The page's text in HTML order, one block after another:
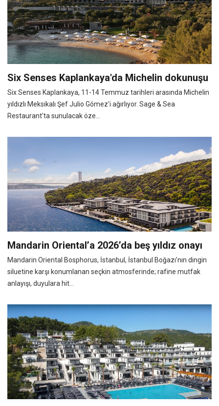
Six Senses Kaplankaya'da Michelin dokunuşu
Six Senses Kaplankaya, 11-14 Temmuz tarihleri arasında Michelin
yıldızlı Meksikalı Şef Julio Gómez'i ağırlıyor. Sage & Sea
Restaurant'ta sunulacak öze...
Mandarin Oriental’a 2026’da beş yıldız onayı
Mandarin Oriental Bosphorus, İstanbul, İstanbul Boğazı’nın dingin
siluetine karşı konumlanan seçkin atmosferinde; rafine mutfak
anlayışı, duyulara hit...